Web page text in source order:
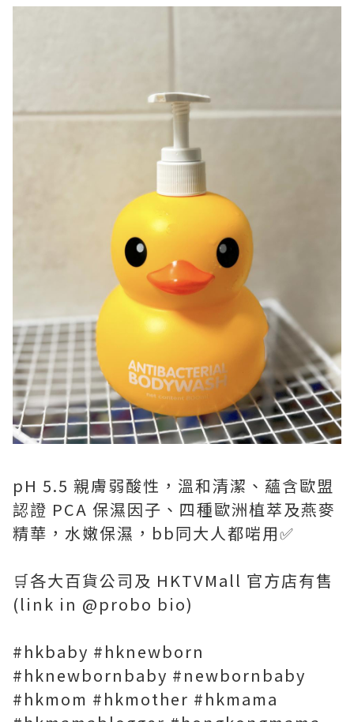
pH 5.5 親膚弱酸性，溫和清潔、蘊含歐盟
認證 PCA 保濕因子、四種歐洲植萃及燕麥
精華，水嫩保濕，bb同大人都啱用✅
🛒各大百貨公司及 HKTVMall 官方店有售
(link in @probo bio)
#hkbaby #hknewborn
#hknewbornbaby #newbornbaby
#hkmom #hkmother #hkmama